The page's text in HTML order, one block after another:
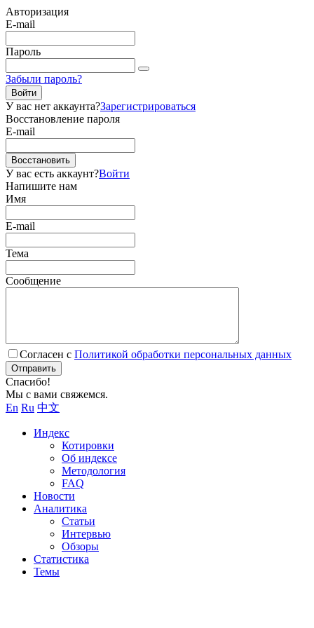
Авторизация
E-mail
Пароль
Забыли пароль?
Войти
У вас нет аккаунта?Зарегистрироваться
Восстановление пароля
E-mail
Восстановить
У вас есть аккаунт?Войти
Напишите нам
Имя
E-mail
Тема
Сообщение
Согласен с Политикой обработки персональных данных
Отправить
Спасибо!
Мы с вами свяжемся.
En Ru 中文
Индекс
Котировки
Об индексе
Методология
FAQ
Новости
Аналитика
Статьи
Интервью
Обзоры
Статистика
Темы